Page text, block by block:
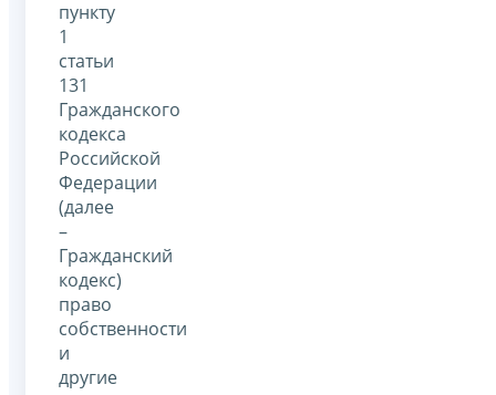
пункту
1
статьи
131
Гражданского
кодекса
Российской
Федерации
(далее
–
Гражданский
кодекс)
право
собственности
и
другие